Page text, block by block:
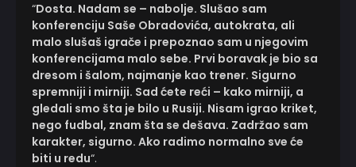
“Dosta. Nadam se – nabolje. Slušao sam
konferenciju Saše Obradovića, autokrata, ali
malo slušaš igrače i prepoznao sam u njegovim
konferencijama malo sebe. Prvi boravak je bio sa
dresom i šalom, najmanje kao trener. Sigurno
spremniji i mirniji. Sad ćete reći – kako mirniji, a
gledali smo šta je bilo u Rusiji. Nisam igrao kriket,
nego fudbal, znam šta se dešava. Zadržao sam
karakter, sigurno. Ako radimo normalno sve će
biti u redu“.